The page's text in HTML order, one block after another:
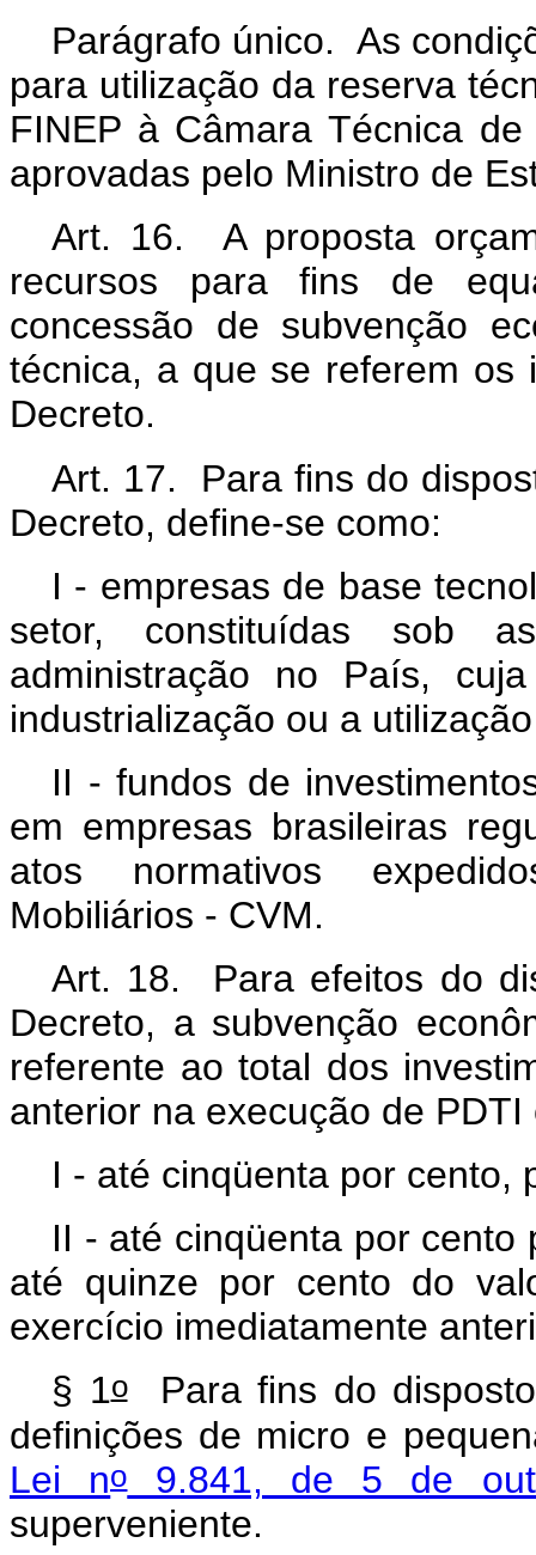
Parágrafo único. As
para utilização da reserva
FINEP à Câmara Técnica
aprovadas pelo Ministro de
Art. 16. A proposta
recursos para fins de
concessão de subvenção
técnica, a que se referem
Decreto.
Art. 17. Para fins do
Decreto, define-se como:
I - empresas de base
setor, constituídas sob
administração no País,
industrialização ou a
II - fundos de
em empresas brasileiras
atos normativos
Mobiliários - CVM.
Art. 18. Para efeitos do
Decreto, a subvenção
referente ao total dos
anterior na execução de
I - até cinqüenta por cento,
II - até cinqüenta por
até quinze por cento do
exercício imediatamente
§ 1oPara fins do disposto
definições de micro e
Lei no9.841, de 5 de
superveniente.